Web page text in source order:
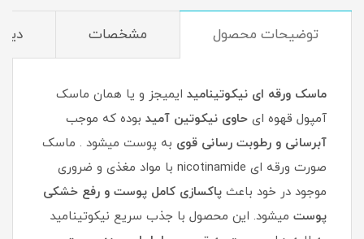
توضیحات محصول مشخصات
ماسک ورقه ای نیکوتینامید ایمیجز و یا همان ماسک
آمپول قهوه ای حاوی نیکوتین آمید بوده که موجب
آبرسانی و رطوبت رسانی قوی به پوست میشود . ماسک
صورت ورقه ای nicotinamide با مواد مغذی و ضروری
موجود در خود باعث پاکسازی کامل پوست و رفع خشکی
پوست میشود. این محصول با جذب سریع نیکوتینامید